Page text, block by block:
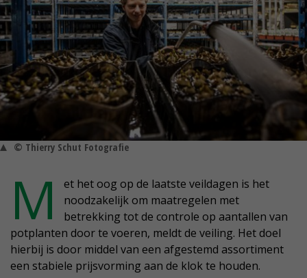
© Thierry Schut Fotografie
M
et het oog op de laatste veildagen is het
noodzakelijk om maatregelen met
betrekking tot de controle op aantallen van
potplanten door te voeren, meldt de veiling. Het doel
hierbij is door middel van een afgestemd assortiment
een stabiele prijsvorming aan de klok te houden.